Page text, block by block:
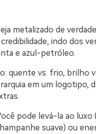
metalizado de
indo dos
e azul-petróleo.
quente vs. frio, brilho
em um logotipo,
pode levá-la ao luxo
suave) ou